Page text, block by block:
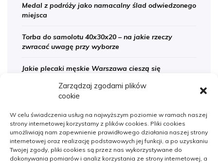
Zarządzaj zgodami plików
cookie
W celu świadczenia usług na najwyższym poziomie w ramach naszej
strony internetowej korzystamy z plików cookies. Pliki cookies
umożliwiają nam zapewnienie prawidłowego działania naszej strony
internetowej oraz realizację podstawowych jej funkcji, a po uzyskaniu
Twojej zgody, pliki cookies są przez nas wykorzystywane do
dokonywania pomiarów i analiz korzystania ze strony internetowej, a
Medal z podróży jako namacalny ślad odwiedzonego
miejsca
Torba do samolotu 40x30x20 – na jakie rzeczy
zwracać uwagę przy wyborze
Jakie plecaki męskie Warszawa cieszą się
Sanitarne instalacje w szpitalach – jak znaleźć
Na co zwracać uwagę podczas szukania noclegów
nad morzem